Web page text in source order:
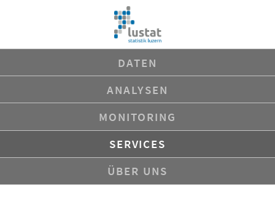
DATEN
ANALYSEN
MONITORING
SERVICES
ÜBER UNS